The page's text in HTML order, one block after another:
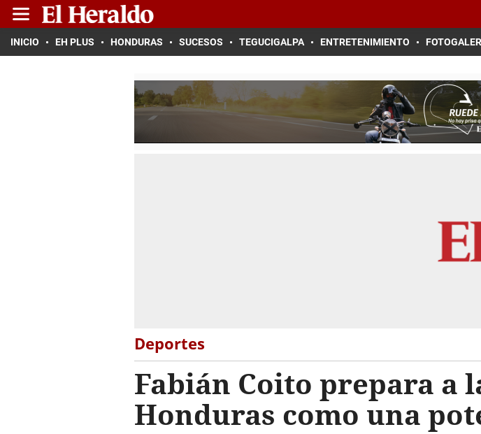
INICIO EH PLUS HONDURAS SUCESOS TEGUCIGALPA ENTRETENIMIENTO
Deportes
Fabián Coito prepara a
Honduras como una